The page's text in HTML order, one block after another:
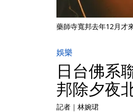
藥師寺寬邦去年12月才
娛樂
日台佛系
邦除夕夜
記者 ｜ 林婉珺